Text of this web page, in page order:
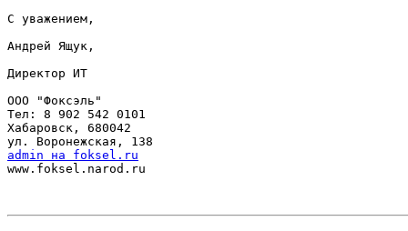
С уважением,
Андрей Ящук,
Директор ИТ
ООО "Фоксэль"
Тел: 8 902 542 0101
Хабаровск, 680042
admin на foksel.ru
www.foksel.narod.ru